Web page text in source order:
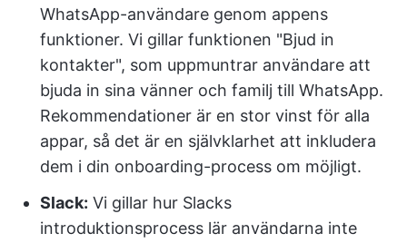
WhatsApp-användare genom appens
funktioner. Vi gillar funktionen "Bjud in
kontakter", som uppmuntrar användare att
bjuda in sina vänner och familj till WhatsApp.
Rekommendationer är en stor vinst för alla
appar, så det är en självklarhet att inkludera
dem i din onboarding-process om möjligt.
Slack: Vi gillar hur Slacks
introduktionsprocess lär användarna inte